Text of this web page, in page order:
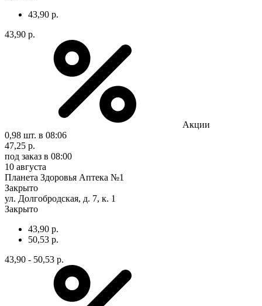
43,90 р.
43,90 р.
Акции
0,98 шт. в 08:06
47,25 р.
под заказ в 08:00
10 августа
Планета Здоровья Аптека №1
Закрыто
ул. Долгобродская, д. 7, к. 1
Закрыто
43,90 р.
50,53 р.
43,90 - 50,53 р.